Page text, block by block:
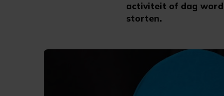
activiteit of dag
storten.